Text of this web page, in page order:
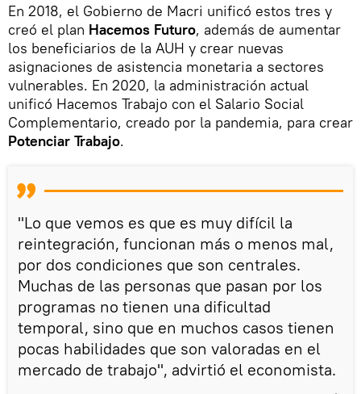
En 2018, el Gobierno de Macri unificó estos tres y
creó el plan Hacemos Futuro, además de aumentar
los beneficiarios de la AUH y crear nuevas
asignaciones de asistencia monetaria a sectores
vulnerables. En 2020, la administración actual
unificó Hacemos Trabajo con el Salario Social
Complementario, creado por la pandemia, para crear
Potenciar Trabajo.
"Lo que vemos es que es muy difícil la
reintegración, funcionan más o menos mal,
por dos condiciones que son centrales.
Muchas de las personas que pasan por los
programas no tienen una dificultad
temporal, sino que en muchos casos tienen
pocas habilidades que son valoradas en el
mercado de trabajo", advirtió el economista.